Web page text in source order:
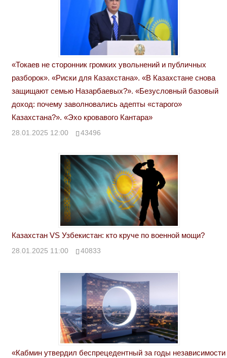
«Токаев не сторонник громких увольнений и публичных
разборок». «Риски для Казахстана». «В Казахстане снова
защищают семью Назарбаевых?». «Безусловный базовый
доход: почему заволновались адепты «старого»
Казахстана?». «Эхо кровавого Кантара»
28.01.2025 12:00 43496
Казахстан VS Узбекистан: кто круче по военной мощи?
28.01.2025 11:00 40833
«Кабмин утвердил беспрецедентный за годы независимости